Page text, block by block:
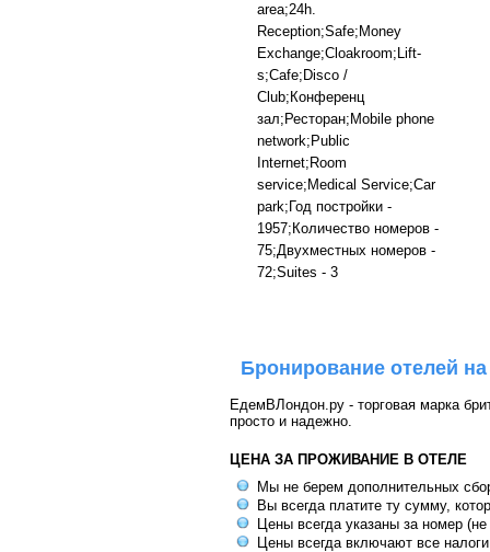
area;24h.
Reception;Safe;Money
Exchange;Cloakroom;Lift-
s;Cafe;Disco /
Club;Конференц
зал;Ресторан;Mobile phone
network;Public
Internet;Room
service;Medical Service;Car
park;Год постройки -
1957;Количество номеров -
75;Двухместных номеров -
72;Suites - 3
Бронирование отелей
ЕдемВЛондон.ру - торговая марка
просто и надежно.
ЦЕНА ЗА ПРОЖИВАНИЕ В ОТЕЛЕ
Мы не берем дополнительных
Вы всегда платите ту сумму,
Цены всегда указаны за номер
Цены всегда включают все